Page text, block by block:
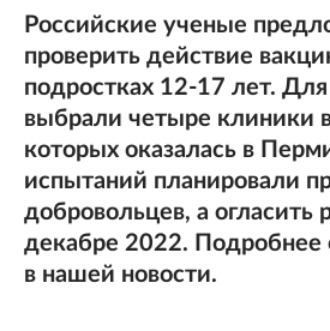
Российские ученые
проверить действие
подростках 12-17 лет.
выбрали четыре клиники
которых оказалась в
испытаний планировали
добровольцев, а огласить
декабре 2022. Подробнее
в нашей новости.